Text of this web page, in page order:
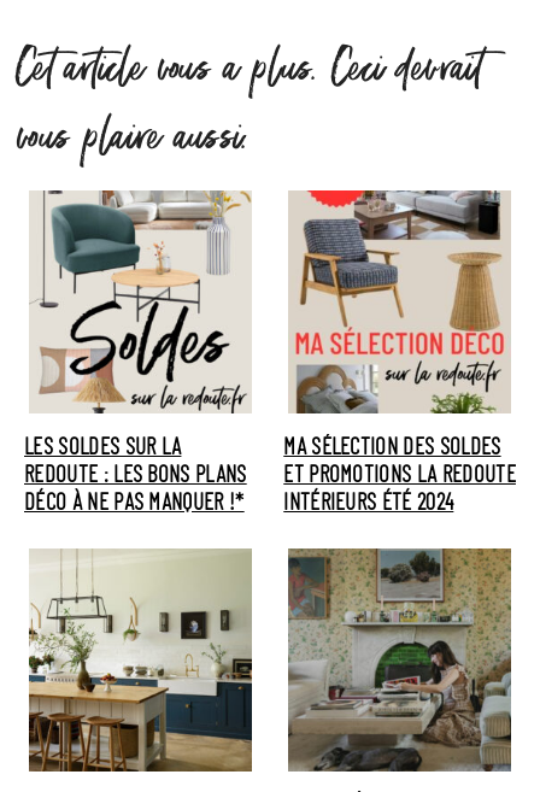
Cet article vous a plus. Ceci devrait
vous plaire aussi.
LES SOLDES SUR LA
REDOUTE : LES BONS PLANS
DÉCO À NE PAS MANQUER !*
MA SÉLECTION DES SOLDES
ET PROMOTIONS LA REDOUTE
INTÉRIEURS ÉTÉ 2024